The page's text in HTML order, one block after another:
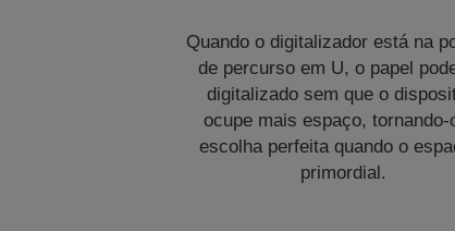
Quando o digitalizador está na
de percurso em U, o papel
digitalizado sem que o
ocupe mais espaço, tornando-
escolha perfeita quando o
primordial.